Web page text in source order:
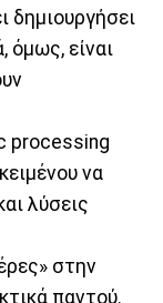
δημιουργήσει
όμως, είναι
processing
να
λύσεις
στην
παντού.